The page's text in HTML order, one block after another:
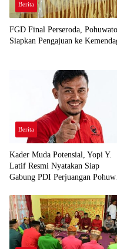
Berita
FGD Final Perseroda, Pohuwato
Siapkan Pengajuan ke
Berita
Kader Muda Potensial, Yopi Y.
Latif Resmi Nyatakan Siap
Gabung PDI Perjuangan